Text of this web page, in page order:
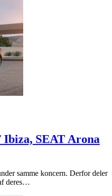
SEAT Arona
samme koncern. Derfor deler
deres…